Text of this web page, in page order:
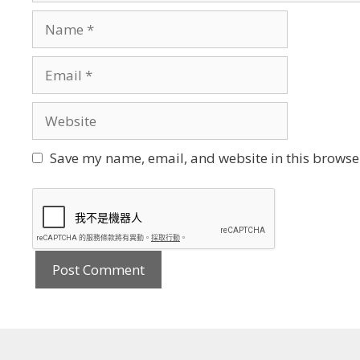
Save my name, email, and website in this